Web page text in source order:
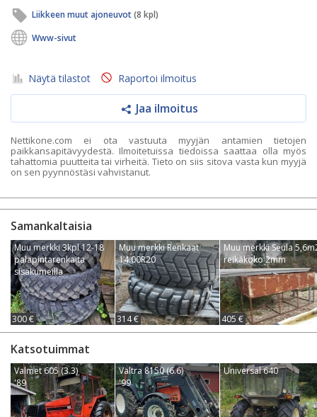
Liikkeen muut ajoneuvot(8 kpl)
Www-sivut
Näytä tilastot Raportoi ilmoitus
Jaa ilmoitus
Nettikone.com ei ota vastuuta myyjän antamien tietojen
paikkansapitävyydestä. Ilmoitetuissa tiedoissa saattaa olla myös
tahattomia puutteita tai virheitä. Tieto on siis sitova vasta kun myyjä
on sen pyynnöstäsi vahvistanut.
Samankaltaisia
Muu merkki 3kpl 12-18
palapintarenkaita
sisäkumeilla
300 €
Muu merkki Renkaat
14.00R20
314 €
Muu merkki Seula
reikäkoko 2mm
405 €
Katsotuimmat
Valmet 605 (3.3)
'89
Valtra 8150 (6.6)
'99
Universal 640